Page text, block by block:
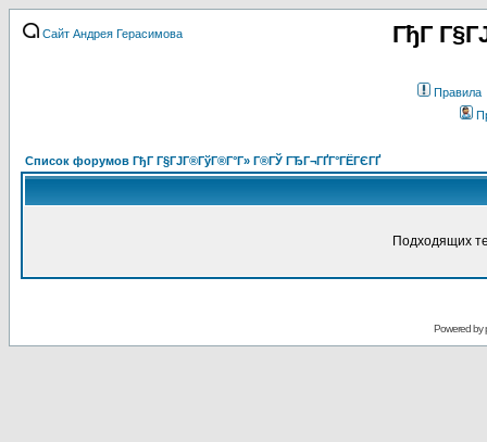
Сайт Андрея Герасимова ГђГ
Правила
Список форумов ГђГ Г§ГЈГ®ГўГ®Г°Г» Г®ГЎ ГЂГ¬ГҐГ°ГЁГЄГҐ
Подходящих
Powered by